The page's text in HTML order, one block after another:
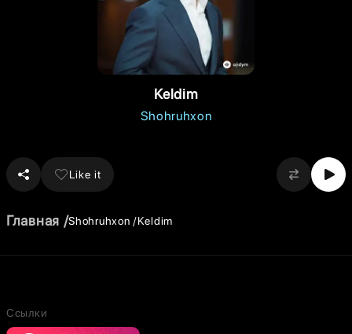
Keldim
Shohruhxon
Like it
Главная Shohruhxon Keldim
Ссылки